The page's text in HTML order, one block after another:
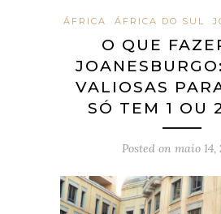
ÁFRICA ÁFRICA DO SUL
O QUE
VALIOSAS
SÓ TEM 1 OU
Posted on maio 14,